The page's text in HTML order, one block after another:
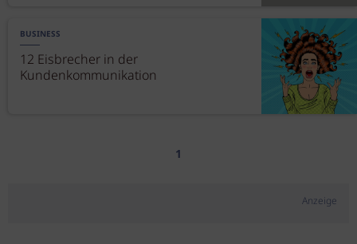
BUSINESS
12 Eisbrecher in der
Kundenkommunikation
1
Anzeige